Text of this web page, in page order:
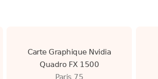
Carte Graphique Nvidia
Quadro FX 1500
Paris 75